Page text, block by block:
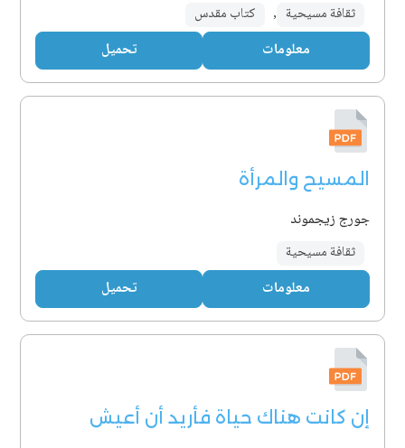
ثقافة مسيحية , كتاب مقدس
معلومات تحميل
المسيح والمرأة
جورج زيجموند
ثقافة مسيحية
معلومات تحميل
إن كانت هناك حياة فأريد أن أعيش